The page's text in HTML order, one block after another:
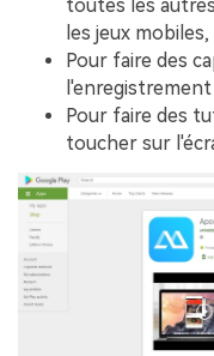
toutes les
les jeux mobiles,
Pour faire des
l'enregistrement
Pour faire des
toucher sur